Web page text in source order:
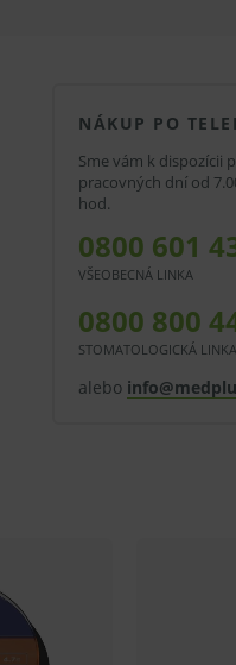
NÁKUP PO
Sme vám k dispozícii
pracovných dní od
hod.
0800 601
VŠEOBECNÁ LINKA
0800 800
STOMATOLOGICKÁ LINKA
alebo